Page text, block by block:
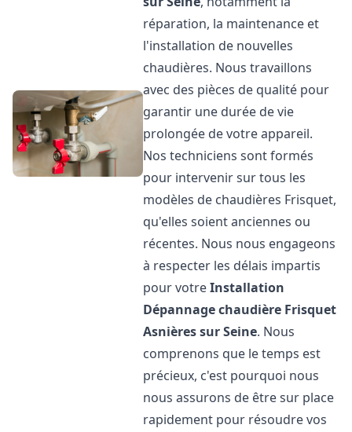
réparation, la maintenance et
l'installation de nouvelles
chaudières. Nous travaillons
avec des pièces de qualité pour
garantir une durée de vie
prolongée de votre appareil.
Nos techniciens sont formés
pour intervenir sur tous les
modèles de chaudières Frisquet,
qu'elles soient anciennes ou
récentes. Nous nous engageons
à respecter les délais impartis
pour votreInstallation
Dépannage chaudière Frisquet
Asnières sur Seine. Nous
comprenons que le temps est
précieux, c'est pourquoi nous
nous assurons de être sur place
rapidement pour résoudre vos